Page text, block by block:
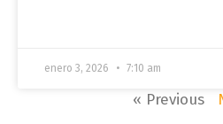
enero 3, 2026 7:10 am
« Previous